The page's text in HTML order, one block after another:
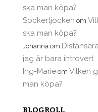
ska man köpa?
Sockertjocken om
ska man köpa?
Johanna om
jag är bara introvert.
Ing-Marie om Vilken
man köpa?
BLOGROLL